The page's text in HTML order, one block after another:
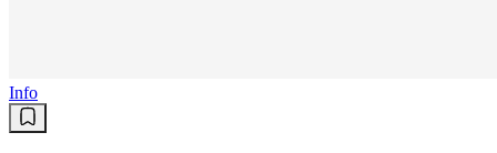
Info